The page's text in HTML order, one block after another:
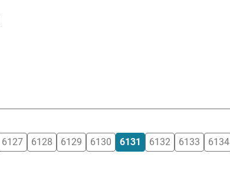
6127 6128 6129 6130 6131 6132 6133 6134